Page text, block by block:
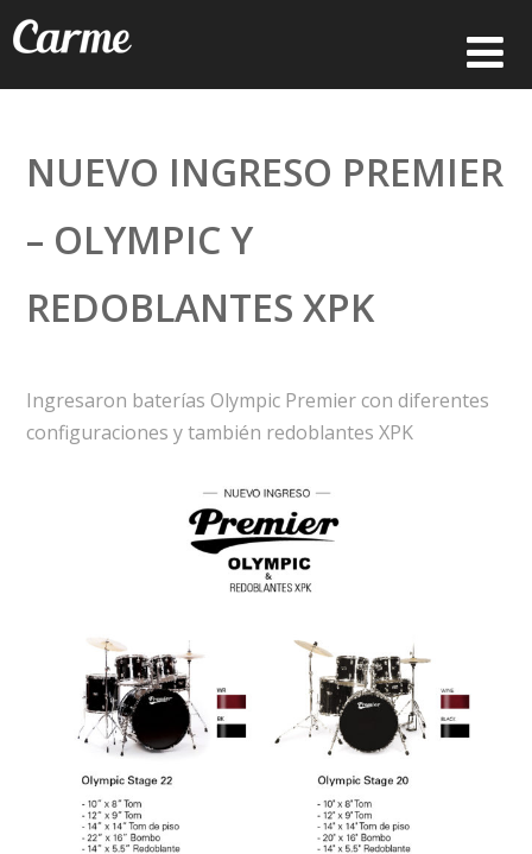
NUEVO INGRESO PREMIER
– OLYMPIC Y
REDOBLANTES XPK
Ingresaron baterías Olympic Premier con diferentes
configuraciones y también redoblantes XPK